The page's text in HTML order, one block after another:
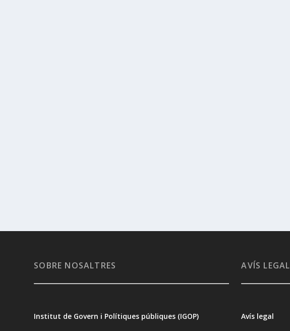
SOBRE NOSALTRES
Institut de Govern i Polítiques públiques (IGOP)
AVÍS LEGAL
Avís legal